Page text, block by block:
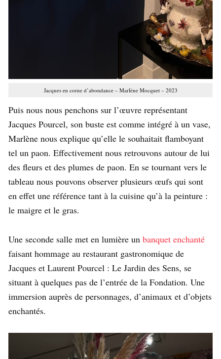
Jacques en corne d’abondance – Marlène Mocquet – 2023
Puis nous nous penchons sur l’œuvre représentant
Jacques Pourcel, son buste est comme intégré à un vase,
Marlène nous explique qu’elle le souhaitait flamboyant
tel un paon. Effectivement nous retrouvons autour de lui
des fleurs et des plumes de paon. En se tournant vers le
tableau nous pouvons observer plusieurs œufs qui sont
en effet une référence tant à la cuisine qu’à la peinture :
le maigre et le gras.
Une seconde salle met en lumière un banquet enchanté
faisant hommage au restaurant gastronomique de
Jacques et Laurent Pourcel : Le Jardin des Sens, se
situant à quelques pas de l’entrée de la Fondation. Une
immersion auprès de personnages, d’animaux et d’objets
enchantés.